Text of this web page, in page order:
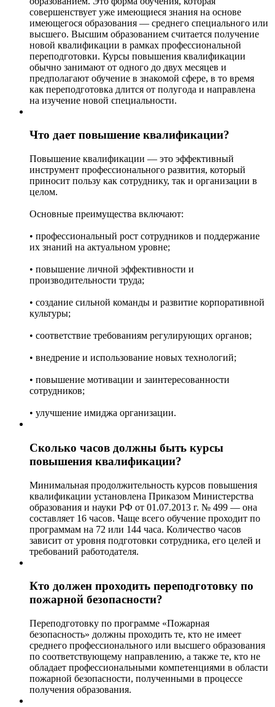
совершенствует уже имеющиеся знания на основе
имеющегося образования — среднего специального или
высшего. Высшим образованием считается получение
новой квалификации в рамках профессиональной
переподготовки. Курсы повышения квалификации
обычно занимают от одного до двух месяцев и
предполагают обучение в знакомой сфере, в то время
как переподготовка длится от полугода и направлена
на изучение новой специальности.
Что дает повышение квалификации?
Повышение квалификации — это эффективный
инструмент профессионального развития, который
приносит пользу как сотруднику, так и организации в
целом.
Основные преимущества включают:
• профессиональный рост сотрудников и поддержание
их знаний на актуальном уровне;
• повышение личной эффективности и
производительности труда;
• создание сильной команды и развитие корпоративной
культуры;
• соответствие требованиям регулирующих органов;
• внедрение и использование новых технологий;
• повышение мотивации и заинтересованности
сотрудников;
• улучшение имиджа организации.
Сколько часов должны быть курсы
повышения квалификации?
Минимальная продолжительность курсов повышения
квалификации установлена Приказом Министерства
образования и науки РФ от 01.07.2013 г. № 499 — она
составляет 16 часов. Чаще всего обучение проходит по
программам на 72 или 144 часа. Количество часов
зависит от уровня подготовки сотрудника, его целей и
требований работодателя.
Кто должен проходить переподготовку по
пожарной безопасности?
Переподготовку по программе «Пожарная
безопасность» должны проходить те, кто не имеет
среднего профессионального или высшего образования
по соответствующему направлению, а также те, кто не
обладает профессиональными компетенциями в области
пожарной безопасности, полученными в процессе
получения образования.